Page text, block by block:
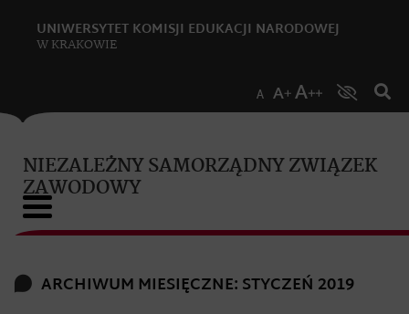
UNIWERSYTET KOMISJI EDUKACJI NARODOWEJ
W KRAKOWIE
NIEZALEŻNY SAMORZĄDNY ZWIĄZEK
ZAWODOWY
ARCHIWUM MIESIĘCZNE: STYCZEŃ 2019